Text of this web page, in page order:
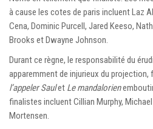
à cause les cotes de paris incluent Laz
Cena, Dominic Purcell, Jared Keeso,
Brooks et Dwayne Johnson.
Durant ce règne, le responsabilité du
apparemment de injurieux du
l’appeler Saulet Le mandalorien
finalistes incluent Cillian Murphy,
Mortensen.